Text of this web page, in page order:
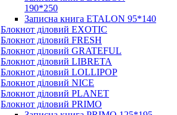
190*250
Записна книга ETALON 95*140
Блокнот діловий EXOTIC
Блокнот діловий FRESH
Блокнот діловий GRATEFUL
Блокнот діловий LIBRETA
Блокнот діловий LOLLIPOP
Блокнот діловий NICE
Блокнот діловий PLANET
Блокнот діловий PRIMO